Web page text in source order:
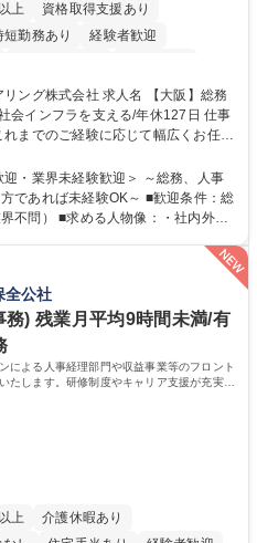
上
資格取得支援あり
短勤務あり
経験者歓迎
由 寮・社宅あり 食事補助あり
求人名 【大阪】総務
インフラを支える/年休127日 仕事
までのご経験に応じて幅広くお任せ
ど ※基本的には事務所勤務ですが、
圏以外への日帰り・宿泊を伴う国内
つつ、お互いに助け合いながら、総
・社会インフラを支える/年休127日
・業界未経験歓迎＞ ～総務、人事
であれば未経験OK～ ■歓迎条件：総
：・社内外の
・人事総務領域に興味がありゼネラ
全公社
務) 残業月平均9時間未満/有
による人事経理部門や収益事業等のフロント
たします。研修制度やキャリア支援が充実し
上
介護休暇あり